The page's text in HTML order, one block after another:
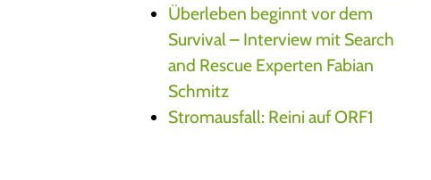
Überleben beginnt vor dem
Survival – Interview mit Search
and Rescue Experten Fabian
Schmitz
Stromausfall: Reini auf ORF1